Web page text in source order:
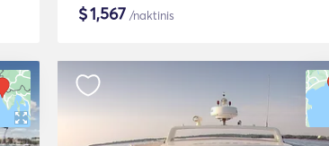
$1,567 /naktinis